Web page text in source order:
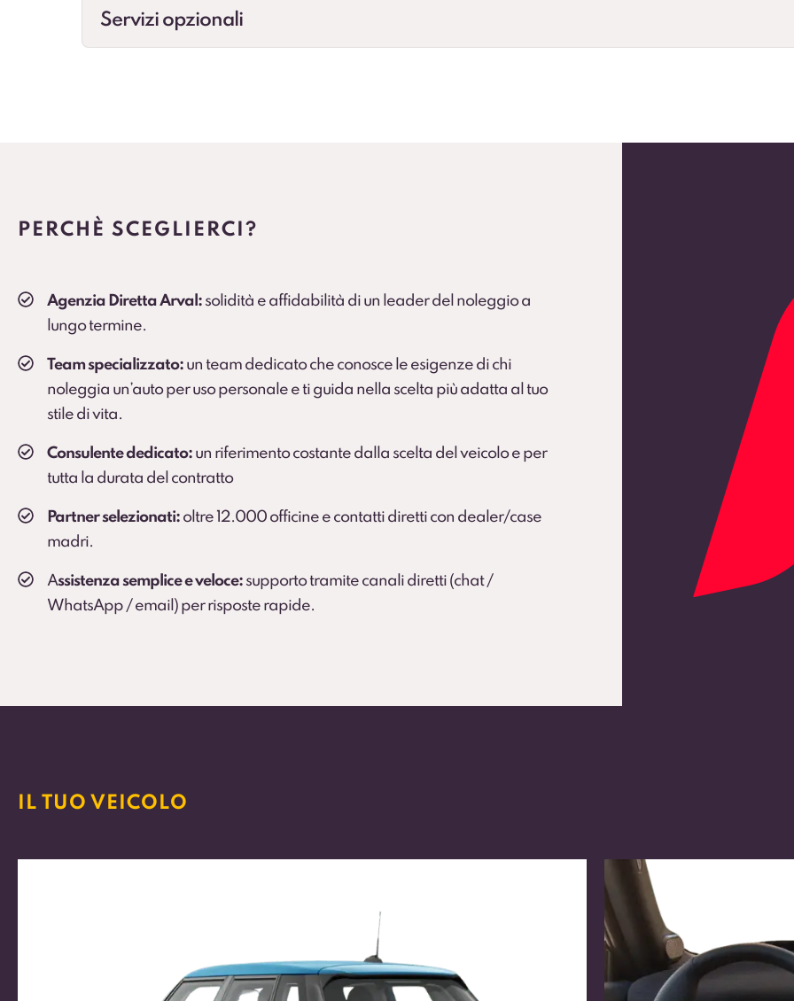
Servizi opzionali
PERCHÈ SCEGLIERCI?
Agenzia Diretta Arval: solidità e affidabilità di un leader del noleggio a
lungo termine.
Team specializzato: un team dedicato che conosce le esigenze di chi
noleggia un’auto per uso personale e ti guida nella scelta più adatta al tuo
stile di vita.
Consulente dedicato: un riferimento costante dalla scelta del veicolo e per
tutta la durata del contratto
Partner selezionati: oltre 12.000 officine e contatti diretti con dealer/case
madri.
Assistenza semplice e veloce: supporto tramite canali diretti (chat /
WhatsApp / email) per risposte rapide.
IL TUO VEICOLO